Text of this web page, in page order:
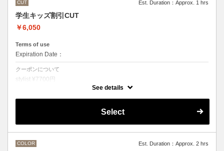
CUT Est. Duration：Approx. 1 hrs
学生キッズ割引CUT
￥6,050
Terms of use
Expiration Date：
クーポンについて
stylist ¥7700円
See details
Select
COLOR Est. Duration：Approx. 2 hrs